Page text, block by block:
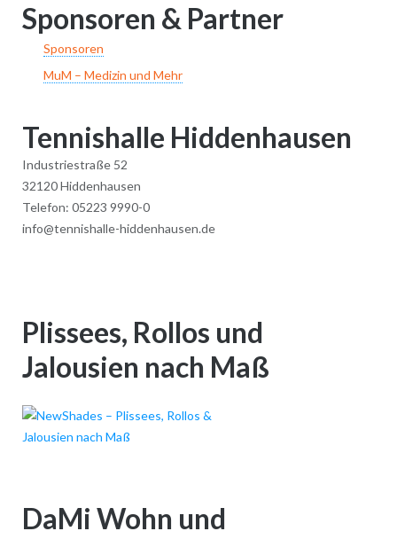
Sponsoren & Partner
Sponsoren
MuM – Medizin und Mehr
Tennishalle Hiddenhausen
Industriestraße 52
32120 Hiddenhausen
Telefon: 05223 9990-0
info@tennishalle-hiddenhausen.de
Plissees, Rollos und
Jalousien nach Maß
DaMi Wohn und